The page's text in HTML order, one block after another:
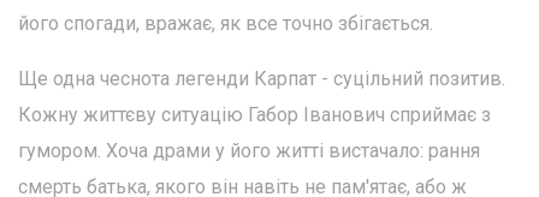
його спогади, вражає, як все точно збігається.
Ще одна чеснота легенди Карпат - суцільний позитив.
Кожну життєву ситуацію Габор Іванович сприймає з
гумором. Хоча драми у його житті вистачало: рання
смерть батька, якого він навіть не пам'ятає, або ж